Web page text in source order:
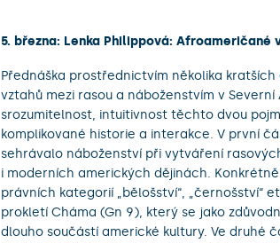
5. března: Lenka Philippová: Afroameričané
Přednáška prostřednictvím několika
vztahů mezi rasou a náboženstvím v
srozumitelnost, intuitivnost těchto dvou
komplikované historie a interakce. V první
sehrávalo náboženství při vytváření
i moderních amerických dějinách.
právních kategorií „bělošství“, „černošství“
prokletí Cháma (Gn 9), který se jako
dlouho součástí americké kultury. Ve druhé